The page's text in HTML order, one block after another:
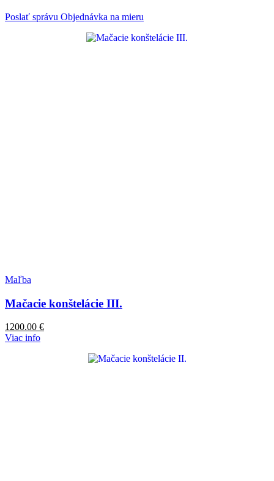
Poslať správu Objednávka na mieru
Maľba
Mačacie konštelácie III.
1200.00 €
Viac info